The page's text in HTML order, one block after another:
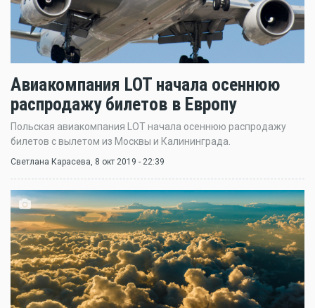
Авиакомпания LOT начала осеннюю
распродажу билетов в Европу
Польская авиакомпания LOT начала осеннюю распродажу
билетов с вылетом из Москвы и Калининграда.
Светлана Карасева, 8 окт 2019 - 22:39